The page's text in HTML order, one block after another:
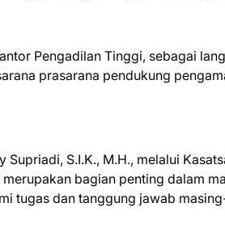
Pengadilan Tinggi, sebagai
prasarana pendukung
S.I.K., M.H., melalui
bagian penting dalam
tugas dan tanggung jawab